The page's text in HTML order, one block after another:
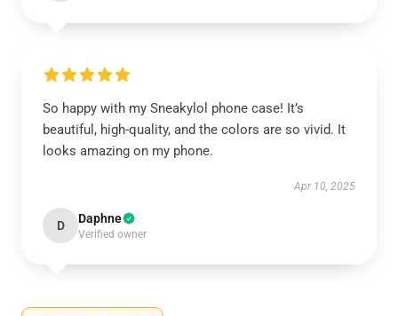
So happy with my Sneakylol phone case! It’s
beautiful, high-quality, and the colors are so vivid. It
looks amazing on my phone.
Apr 10, 2025
D Daphne
Verified owner